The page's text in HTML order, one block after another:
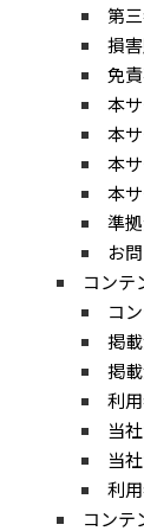
第
損
免
本
本
本
本
準
お
コンテ
コ
掲
掲
利
当
当
利
コンテ